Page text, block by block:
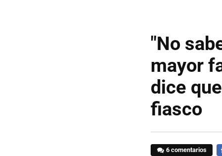
"No
mayor
dice
fiasco
6 comentarios